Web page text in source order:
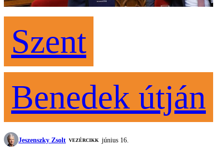
Szent
Benedek útján
Jeszenszky Zsolt VEZÉRCIKK június 16.